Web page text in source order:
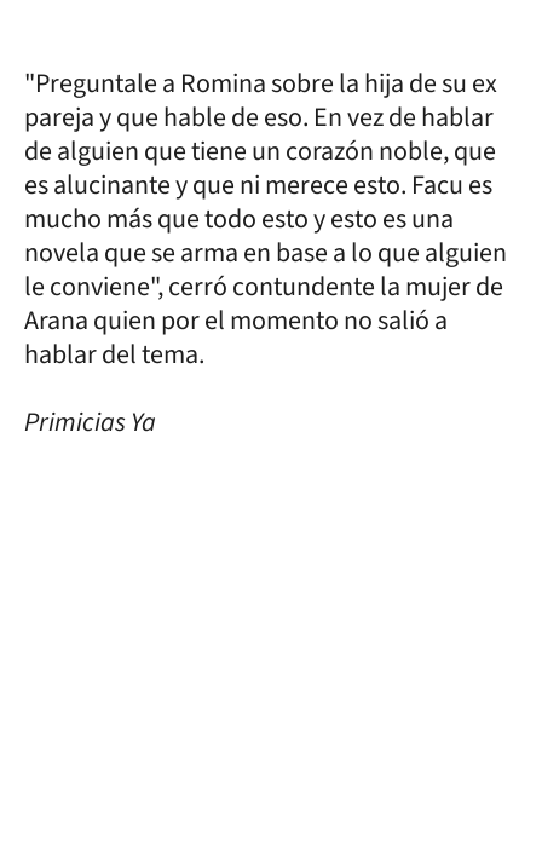
"Preguntale a Romina sobre la hija de su ex
pareja y que hable de eso. En vez de hablar
de alguien que tiene un corazón noble, que
es alucinante y que ni merece esto. Facu es
mucho más que todo esto y esto es una
novela que se arma en base a lo que alguien
le conviene", cerró contundente la mujer de
Arana quien por el momento no salió a
hablar del tema.
Primicias Ya